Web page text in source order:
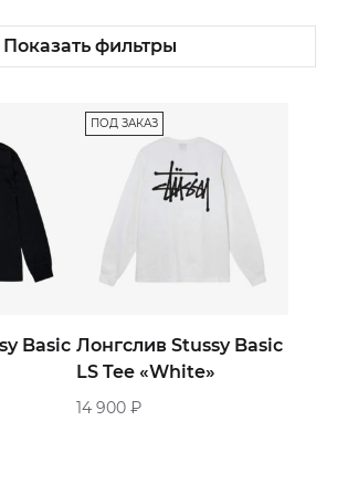
Показать фильтры
Basic
ПОД ЗАКАЗ
Лонгслив Stussy Basic
LS Tee «White»
14 900 ₽